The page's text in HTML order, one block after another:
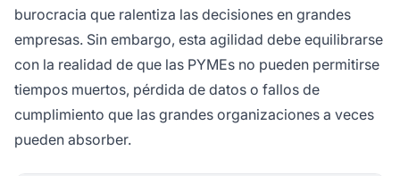
burocracia que ralentiza las decisiones en grandes
empresas. Sin embargo, esta agilidad debe equilibrarse
con la realidad de que las PYMEs no pueden permitirse
tiempos muertos, pérdida de datos o fallos de
cumplimiento que las grandes organizaciones a veces
pueden absorber.